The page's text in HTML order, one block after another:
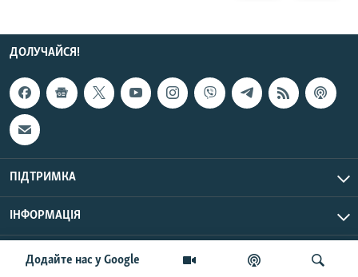
Додайте нас у Google
ДОЛУЧАЙСЯ!
ПІДТРИМКА
ІНФОРМАЦІЯ
© Радіо Свобода, 2026 | Усі права застережено.
UTC+3